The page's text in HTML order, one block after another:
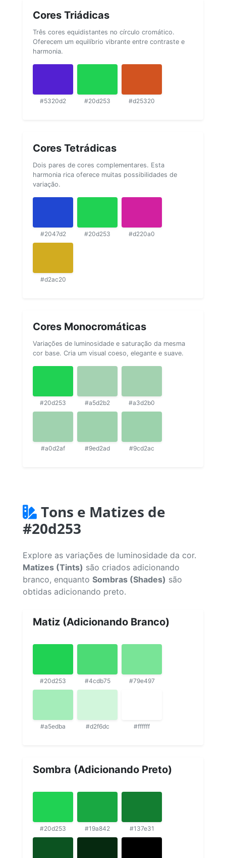
Cores Triádicas
Três cores equidistantes no círculo cromático.
Oferecem um equilíbrio vibrante entre contraste e
harmonia.
#5320d2 #20d253 #d25320
Cores Tetrádicas
Dois pares de cores complementares. Esta
harmonia rica oferece muitas possibilidades de
variação.
#2047d2 #20d253 #d220a0
#d2ac20
Cores Monocromáticas
Variações de luminosidade e saturação da mesma
cor base. Cria um visual coeso, elegante e suave.
#20d253 #a5d2b2 #a3d2b0
#a0d2af #9ed2ad #9cd2ac
Tons e Matizes de
#20d253
Explore as variações de luminosidade da cor.
Matizes (Tints) são criados adicionando
branco, enquanto Sombras (Shades) são
obtidas adicionando preto.
Matiz (Adicionando Branco)
#20d253 #4cdb75 #79e497
#a5edba #d2f6dc #ffffff
Sombra (Adicionando Preto)
#20d253 #19a842 #137e31